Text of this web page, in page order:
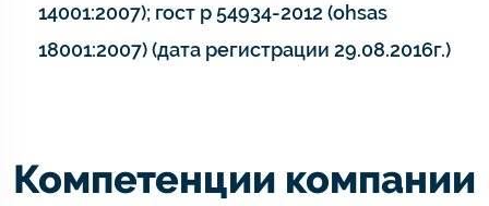
14001:2007); гост р 54934-2012 (ohsas
18001:2007) (дата регистрации 29.08.2016г.)
Компетенции компании